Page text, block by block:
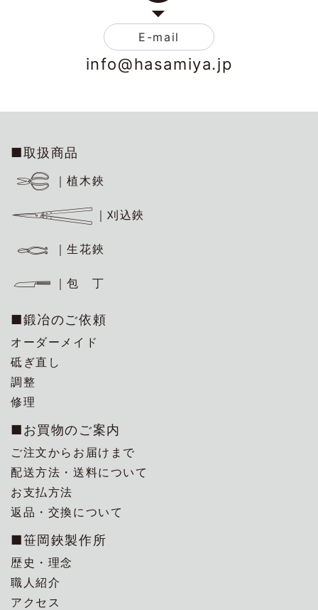
E-mail
info@hasamiya.jp
■取扱商品
｜植木鋏
｜刈込鋏
｜生花鋏
｜包 丁
■鍛冶のご依頼
オーダーメイド
砥ぎ直し
調整
修理
■お買物のご案内
ご注文からお届けまで
配送方法・送料について
お支払方法
返品・交換について
■笹岡鋏製作所
歴史・理念
職人紹介
アクセス